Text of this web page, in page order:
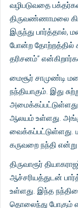
வழிபடுவதை
திருவண்ணாமலை
இருந்து பார்த்தால்,
போன்ற தோற்றத்தில்
தரிசனம்”
மைசூர் சாமுண்டி
நந்தியாகும். இது
ஆலயம் உள்ளது.
வைக்கப்பட்டுள்ளது.
கருவறை நந்தி
திருவாரூர்
ஆச்சரியத்துடன்
உள்ளது. இந்த
தொலைந்து போகும்